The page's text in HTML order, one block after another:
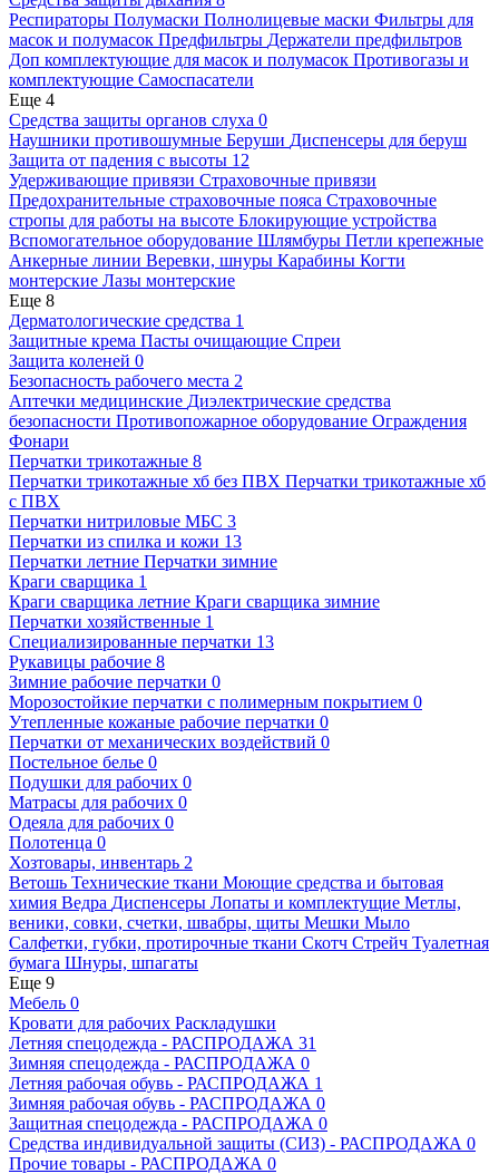
Респираторы Полумаски Полнолицевые маски Фильтры для
масок и полумасок Предфильтры Держатели предфильтров
Доп комплектующие для масок и полумасок Противогазы и
комплектующие Самоспасатели
Еще 4
Средства защиты органов слуха 0
Наушники противошумные Беруши Диспенсеры для беруш
Защита от падения с высоты 12
Удерживающие привязи Страховочные привязи
Предохранительные страховочные пояса Страховочные
стропы для работы на высоте Блокирующие устройства
Вспомогательное оборудование Шлямбуры Петли крепежные
Анкерные линии Веревки, шнуры Карабины Когти
монтерские Лазы монтерские
Еще 8
Дерматологические средства 1
Защитные крема Пасты очищающие Спреи
Защита коленей 0
Безопасность рабочего места 2
Аптечки медицинские Диэлектрические средства
безопасности Противопожарное оборудование Ограждения
Фонари
Перчатки трикотажные 8
Перчатки трикотажные хб без ПВХ Перчатки трикотажные хб
с ПВХ
Перчатки нитриловые МБС 3
Перчатки из спилка и кожи 13
Перчатки летние Перчатки зимние
Краги сварщика 1
Краги сварщика летние Краги сварщика зимние
Перчатки хозяйственные 1
Специализированные перчатки 13
Рукавицы рабочие 8
Зимние рабочие перчатки 0
Морозостойкие перчатки с полимерным покрытием 0
Утепленные кожаные рабочие перчатки 0
Перчатки от механических воздействий 0
Постельное белье 0
Подушки для рабочих 0
Матрасы для рабочих 0
Одеяла для рабочих 0
Полотенца 0
Хозтовары, инвентарь 2
Ветошь Технические ткани Моющие средства и бытовая
химия Ведра Диспенсеры Лопаты и комплектущие Метлы,
веники, совки, счетки, швабры, щиты Мешки Мыло
Салфетки, губки, протирочные ткани Скотч Стрейч Туалетная
бумага Шнуры, шпагаты
Еще 9
Мебель 0
Кровати для рабочих Раскладушки
Летняя спецодежда - РАСПРОДАЖА 31
Зимняя спецодежда - РАСПРОДАЖА 0
Летняя рабочая обувь - РАСПРОДАЖА 1
Зимняя рабочая обувь - РАСПРОДАЖА 0
Защитная спецодежда - РАСПРОДАЖА 0
Средства индивидуальной защиты (СИЗ) - РАСПРОДАЖА 0
Прочие товары - РАСПРОДАЖА 0